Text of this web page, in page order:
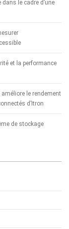
le cadre d’une
et la performance
le rendement
d’Itron
de stockage